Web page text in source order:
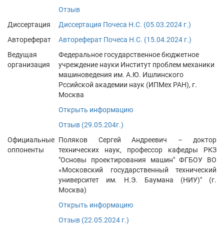
Отзыв
Диссертация
Диссертация Почеса Н.С. (05.03.2024 г.)
Автореферат
Автореферат Почеса Н.С. (15.04.2024 г.)
Ведущая
организация
Федеральное государственное бюджетное
учреждение науки Институт проблем механики
машиноведения им. А.Ю. Ишлинского
Рссийской академии наук (ИПМех РАН), г.
Москва
Открыть информацию
Отзыв (29.05.204г.)
Официальные
оппоненты
Поляков Сергей Андреевич – доктор
технических наук, профессор кафедры РКЗ
"Основы проектирования машин" ФГБОУ ВО
«Московский государственный технический
университет им. Н.Э. Баумана (НИУ)" (г.
Москва)
Открыть информацию
Отзыв (22.05.2024 г.)